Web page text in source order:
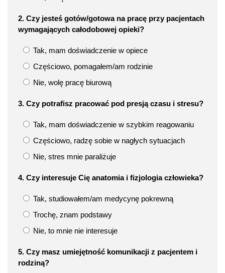
2. Czy jesteś gotów/gotowa na pracę przy pacjentach
wymagających całodobowej opieki?
Tak, mam doświadczenie w opiece
Częściowo, pomagałem/am rodzinie
Nie, wolę pracę biurową
3. Czy potrafisz pracować pod presją czasu i stresu?
Tak, mam doświadczenie w szybkim reagowaniu
Częściowo, radzę sobie w nagłych sytuacjach
Nie, stres mnie paraliżuje
4. Czy interesuje Cię anatomia i fizjologia człowieka?
Tak, studiowałem/am medycynę pokrewną
Trochę, znam podstawy
Nie, to mnie nie interesuje
5. Czy masz umiejętność komunikacji z pacjentem i
rodziną?